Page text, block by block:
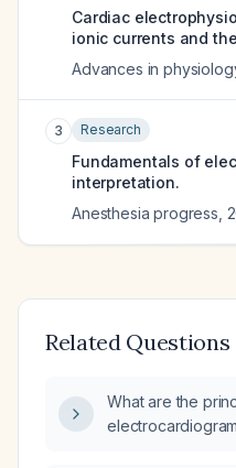
Cardiac
ionic currents and the
Advances in
3 Research
Fundamentals of
interpretation.
Anesthesia progress
Related Questions
What are the